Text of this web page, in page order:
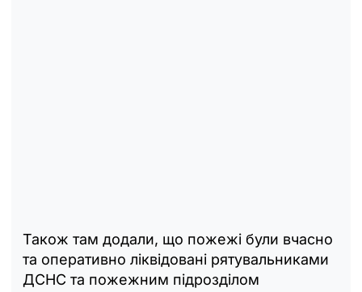
Також там додали, що пожежі були вчасно
та оперативно ліквідовані рятувальниками
ДСНС та пожежним підрозділом